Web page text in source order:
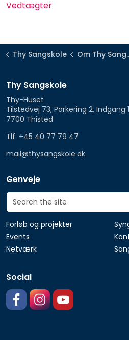
Vedtægter
Thy Sangskole Om Thy Sangskole
Thy Sangskole
Thy-Huset
Tilstedvej 73, Parkering 2, Indgang
7700 Thisted
Tlf. +45 40 77 79 47
mail@thysangskole.dk
Genveje
Forløb og projekter
Events
Netværk
Social